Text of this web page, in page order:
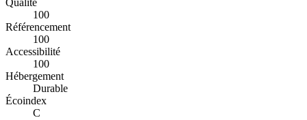
Qualité
100
Référencement
100
Accessibilité
100
Hébergement
Durable
Écoindex
C